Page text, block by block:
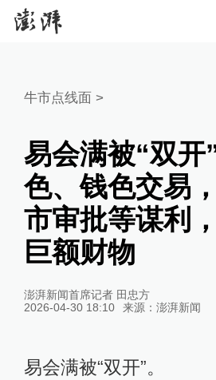
牛市点线面>
易会满被“双开
色、钱色交易
市审批等谋利
巨额财物
澎湃新闻首席记者 田忠方
2026-04-30 18:10
来源： 澎湃新闻
易会满被“双开”。